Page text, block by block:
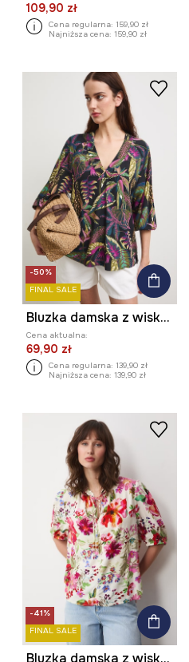
109,90 zł
Cena regularna: 159,90 zł
Najniższa cena: 159,90 zł
-50%
FINAL SALE
Bluzka damska z wiskozy z motywem roślinnym
Cena aktualna:
69,90 zł
Cena regularna: 139,90 zł
Najniższa cena: 139,90 zł
-41%
FINAL SALE
Bluzka damska z wiskozy w kwiaty